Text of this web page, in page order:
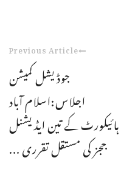
Previous Article
جوڈیشل کمیشن
اجلاس:اسلام آباد
ہائیکورٹ کے تین ایڈیشنل
ججز کی مستقل تقرری ...